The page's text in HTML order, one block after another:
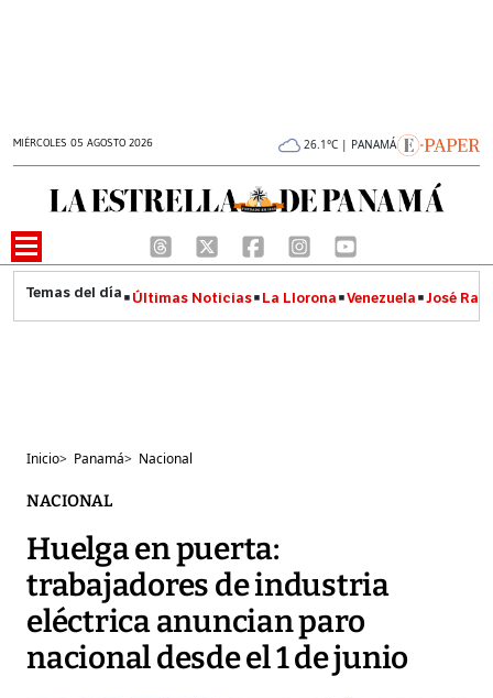
MIÉRCOLES 05 AGOSTO 2026 26.1°C | PANAMÁ
Últimas Noticias La Llorona Venezuela José
Inicio> Panamá> Nacional
NACIONAL
Huelga en puerta:
trabajadores de industria
eléctrica anuncian paro
nacional desde el 1 de junio